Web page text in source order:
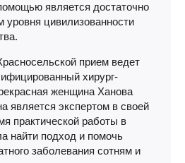
является достаточно
уровня цивилизованности
прием ведет
хирург-
женщина Ханова
является экспертом в своей
практической работы в
найти подход и помочь
заболевания сотням и